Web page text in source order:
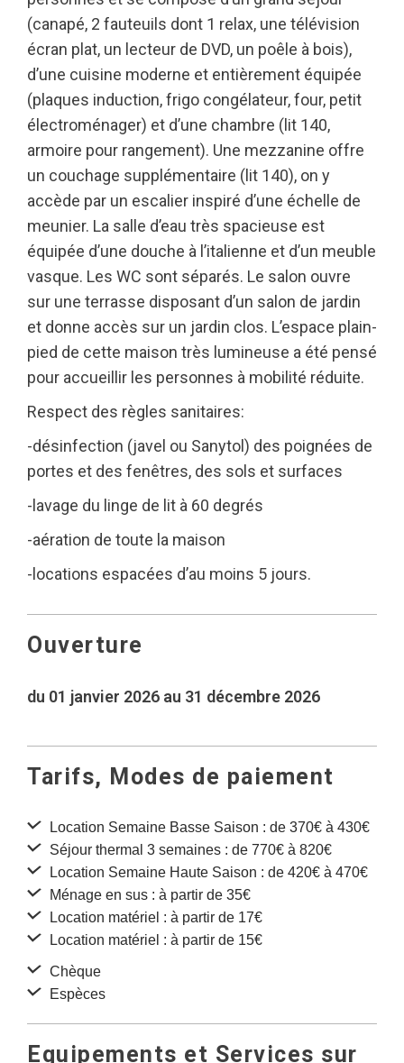
(canapé, 2 fauteuils dont 1 relax, une télévision
écran plat, un lecteur de DVD, un poêle à bois),
d’une cuisine moderne et entièrement équipée
(plaques induction, frigo congélateur, four, petit
électroménager) et d’une chambre (lit 140,
armoire pour rangement). Une mezzanine offre
un couchage supplémentaire (lit 140), on y
accède par un escalier inspiré d’une échelle de
meunier. La salle d’eau très spacieuse est
équipée d’une douche à l’italienne et d’un meuble
vasque. Les WC sont séparés. Le salon ouvre
sur une terrasse disposant d’un salon de jardin
et donne accès sur un jardin clos. L’espace plain-
pied de cette maison très lumineuse a été pensé
pour accueillir les personnes à mobilité réduite.
Respect des règles sanitaires:
-désinfection (javel ou Sanytol) des poignées de
portes et des fenêtres, des sols et surfaces
-lavage du linge de lit à 60 degrés
-aération de toute la maison
-locations espacées d’au moins 5 jours.
Ouverture
du 01 janvier 2026 au 31 décembre 2026
Tarifs, Modes de paiement
Location Semaine Basse Saison : de 370€ à 430€
Séjour thermal 3 semaines : de 770€ à 820€
Location Semaine Haute Saison : de 420€ à 470€
Ménage en sus : à partir de 35€
Location matériel : à partir de 17€
Location matériel : à partir de 15€
Chèque
Espèces
Equipements et Services sur